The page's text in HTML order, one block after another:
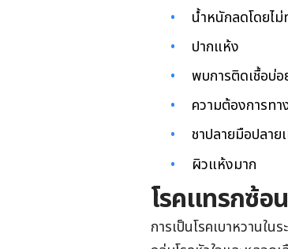
น้ำหนักลดโดยไม่
ปากแห้ง
พบการติดเชื้อบ่
ความต้องการท
ชาปลายมือปลาย
ผิวแห้งมาก
โรคแทรกซ้อ
การเป็นโรคเบาหวานใน